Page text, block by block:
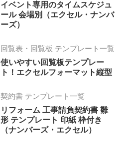
イベント専用のタイムスケジュ
ール 会場別（エクセル・ナンバ
ーズ）
回覧表・回覧板 テンプレート一覧
使いやすい回覧板テンプレー
ト！エクセルフォーマット縦型
契約書 テンプレート一覧
リフォーム 工事請負契約書 雛
形 テンプレート 印紙 枠付き
（ナンバーズ・エクセル）